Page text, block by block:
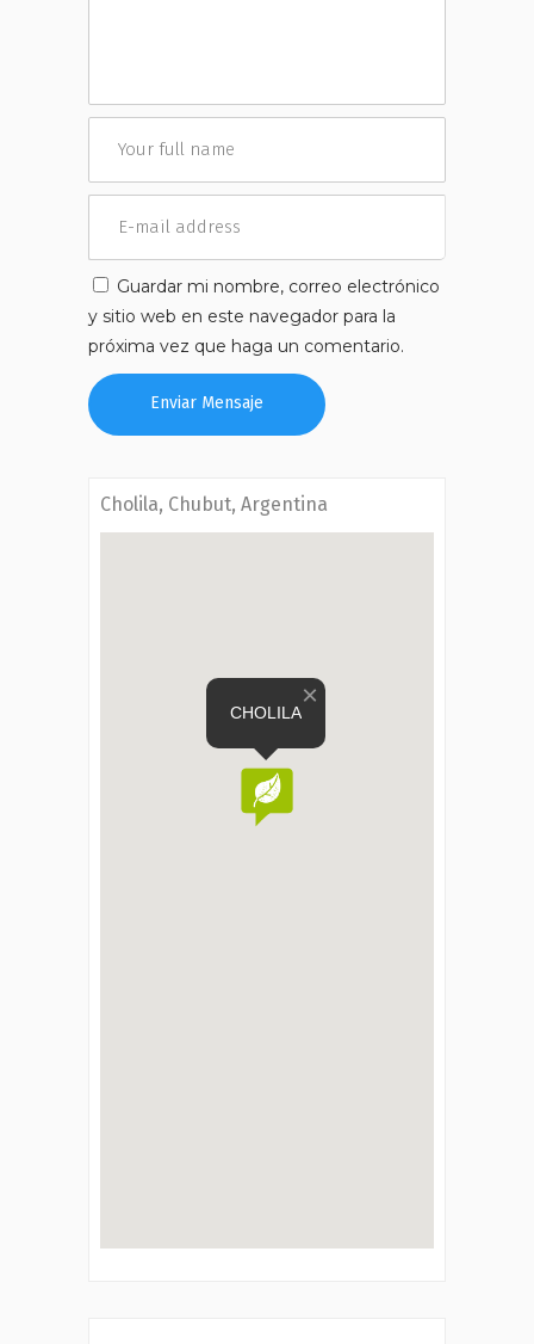
Guardar mi nombre, correo electrónico
y sitio web en este navegador para la
próxima vez que haga un comentario.
Cholila, Chubut, Argentina